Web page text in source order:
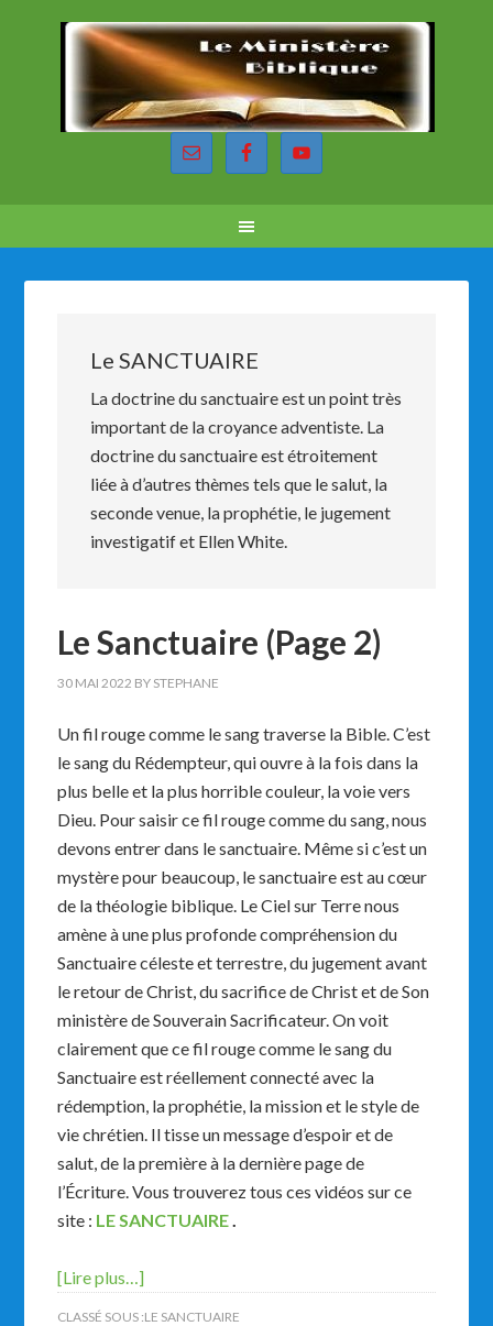
Le SANCTUAIRE
La doctrine du sanctuaire est un point très
important de la croyance adventiste. La
doctrine du sanctuaire est étroitement
liée à d’autres thèmes tels que le salut, la
seconde venue, la prophétie, le jugement
investigatif et Ellen White.
Le Sanctuaire (Page 2)
30 MAI 2022 BY STEPHANE
Un fil rouge comme le sang traverse la Bible. C’est
le sang du Rédempteur, qui ouvre à la fois dans la
plus belle et la plus horrible couleur, la voie vers
Dieu. Pour saisir ce fil rouge comme du sang, nous
devons entrer dans le sanctuaire. Même si c’est un
mystère pour beaucoup, le sanctuaire est au cœur
de la théologie biblique. Le Ciel sur Terre nous
amène à une plus profonde compréhension du
Sanctuaire céleste et terrestre, du jugement avant
le retour de Christ, du sacrifice de Christ et de Son
ministère de Souverain Sacrificateur. On voit
clairement que ce fil rouge comme le sang du
Sanctuaire est réellement connecté avec la
rédemption, la prophétie, la mission et le style de
vie chrétien. Il tisse un message d’espoir et de
salut, de la première à la dernière page de
l’Écriture. Vous trouverez tous ces vidéos sur ce
site : LE SANCTUAIRE.
[Lire plus…]
CLASSÉ SOUS :LE SANCTUAIRE